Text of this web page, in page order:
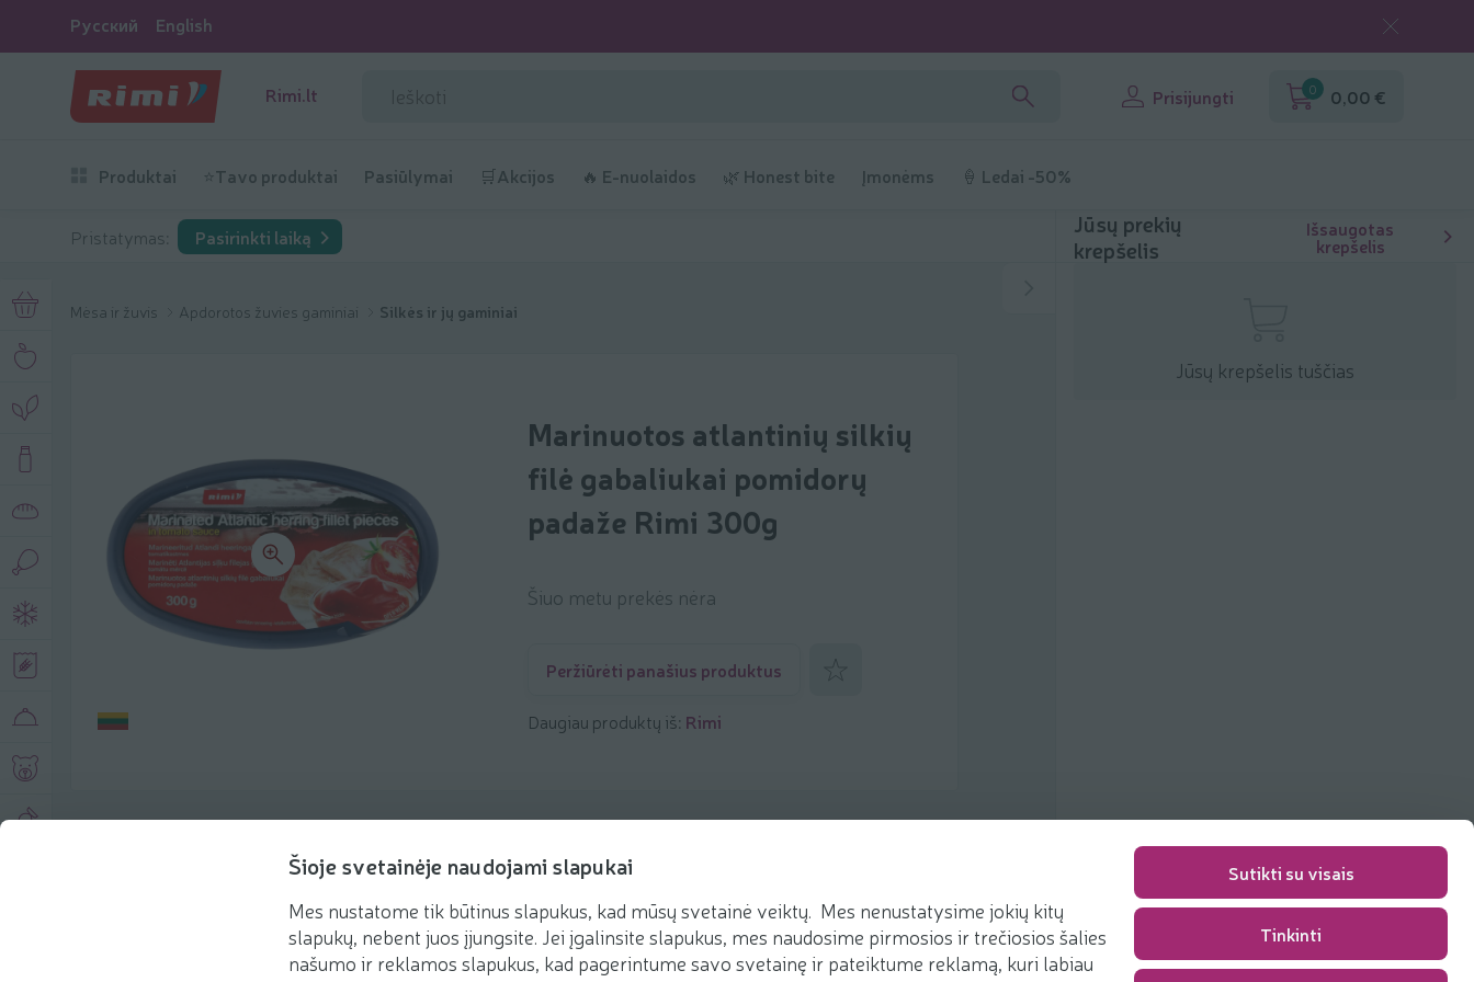
Šioje svetainėje naudojami slapukai
Mes nustatome tik būtinus slapukus, kad mūsų svetainė veiktų. Mes nenustatysime jokių kitų
slapukų, nebent juos įjungsite. Jei įgalinsite slapukus, mes naudosime pirmosios ir trečiosios šalies
našumo ir reklamos slapukus, kad pagerintume savo svetainę ir pateiktume reklamą, kuri labiau
Sutikti su visais
Tinkinti
Русский English
Rimi.lt Prisijungti 0 0,00 €
Produktai ⭐Tavo produktai Pasiūlymai 🛒Akcijos 🔥 E-nuolaidos 🌿 Honest bite Įmonėms 🍦 Ledai -50%
Pristatymas: Pasirinkti laiką
Mėsa ir žuvis Apdorotos žuvies gaminiai Silkės ir jų gaminiai
Marinuotos atlantinių silkių
filė gabaliukai pomidorų
padaže Rimi 300g
Šiuo metu prekės nėra
Peržiūrėti panašius produktus
Daugiau produktų iš: Rimi
Produkto aprašymas
Rekomenduojame Receptai
Jūsų prekių
krepšelis
Išsaugotas
krepšelis
Jūsų krepšelis tuščias
Pakavimo mokestis 0,00 €